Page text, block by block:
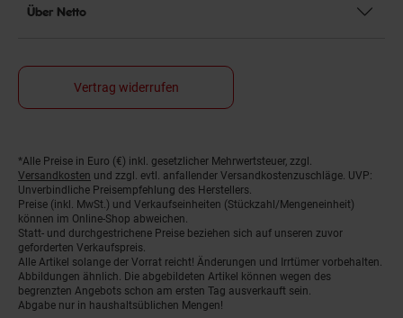
Über Netto
Vertrag widerrufen
Fußnoten
*Alle Preise in Euro (€) inkl. gesetzlicher Mehrwertsteuer, zzgl.
Versandkosten und zzgl. evtl. anfallender Versandkostenzuschläge. UVP:
Unverbindliche Preisempfehlung des Herstellers.
Preise (inkl. MwSt.) und Verkaufseinheiten (Stückzahl/Mengeneinheit)
können im Online-Shop abweichen.
Statt- und durchgestrichene Preise beziehen sich auf unseren zuvor
geforderten Verkaufspreis.
Alle Artikel solange der Vorrat reicht! Änderungen und Irrtümer vorbehalten.
Abbildungen ähnlich. Die abgebildeten Artikel können wegen des
begrenzten Angebots schon am ersten Tag ausverkauft sein.
Abgabe nur in haushaltsüblichen Mengen!